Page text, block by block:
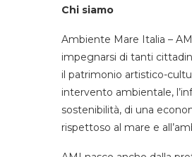
Chi siamo
Ambiente Mare Italia –
impegnarsi di tanti
il patrimonio artistico-
intervento ambientale,
sostenibilità, di una
rispettoso al mare e